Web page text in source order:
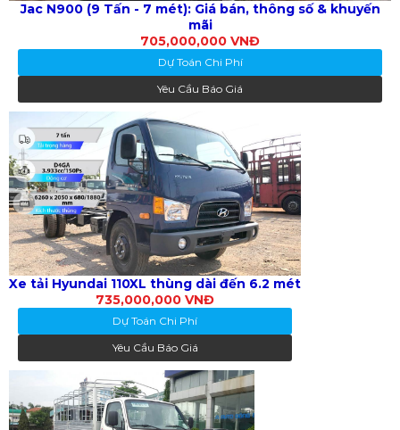
Jac N900 (9 Tấn - 7 mét): Giá bán, thông số & khuyến
mãi
705,000,000 VNĐ
Dự Toán Chi Phí
Yêu Cầu Báo Giá
Xe tải Hyundai 110XL thùng dài đến 6.2 mét
735,000,000 VNĐ
Dự Toán Chi Phí
Yêu Cầu Báo Giá